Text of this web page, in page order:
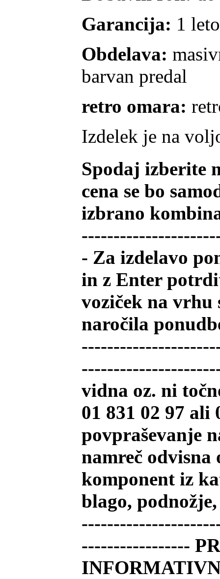
Garancija: 1 leto
Obdelava:
barvan predal
retro omara:
Izdelek je na
Spodaj izberite
cena se bo
izbrano
- Za izdelavo
in z Enter
voziček na
naročila
vidna oz. ni
01 831 02 97 ali
povpraševanje
namreč
komponent iz
blago,
-----------------